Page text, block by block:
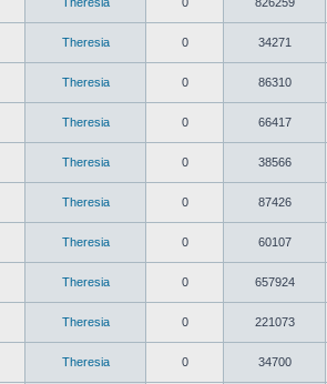
Theresia 0 34271
Theresia 0 86310
Theresia 0 66417
Theresia 0 38566
Theresia 0 87426
Theresia 0 60107
Theresia 0 657924
Theresia 0 221073
Theresia 0 34700